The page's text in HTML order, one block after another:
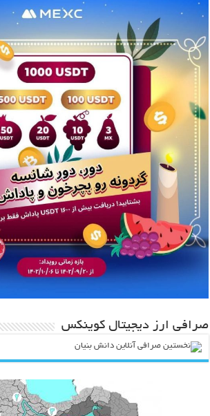
صرافی ارز دیجیتال کوینکس